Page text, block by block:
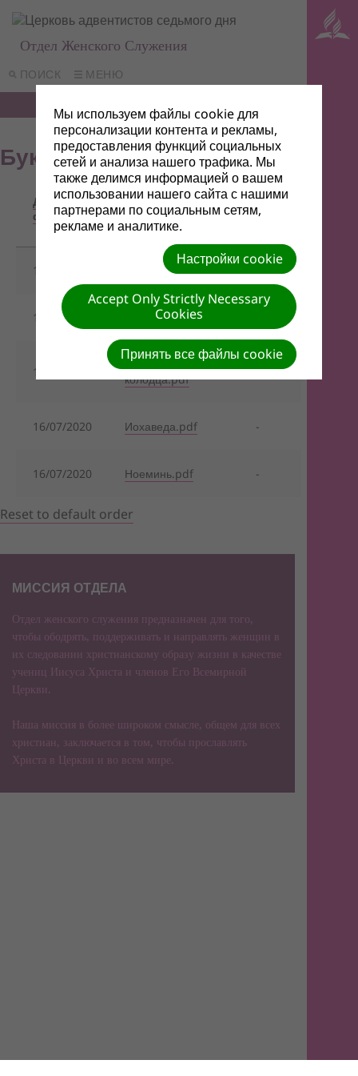
ПОИСК МЕНЮ
Отдел Женского Служения
Буклеты "Биение сердца"
Дата
файла
Название/
Ссылка для
скачивания
Описание
16/07/2020 Авигея.pdf
16/07/2020 Агарь.pdf
16/07/2020
Женщина у
колодца.pdf
-
16/07/2020 Иохаведа.pdf -
16/07/2020 Ноеминь.pdf -
Reset to default order
МИССИЯ ОТДЕЛА
Отдел женского служения предназначен для того,
чтобы ободрять, поддерживать и направлять женщин в
их следовании христианскому образу жизни в качестве
учениц Иисуса Христа и членов Его Всемирной
Церкви.
Наша миссия в более широком смысле, общем для всех
христиан, заключается в том, чтобы прославлять
Христа в Церкви и во всем мире.
Мы используем файлы cookie для
персонализации контента и рекламы,
предоставления функций социальных
сетей и анализа нашего трафика. Мы
также делимся информацией о вашем
использовании нашего сайта с нашими
партнерами по социальным сетям,
рекламе и аналитике.
Настройки cookie
Accept Only Strictly Necessary
Cookies
Принять все файлы cookie